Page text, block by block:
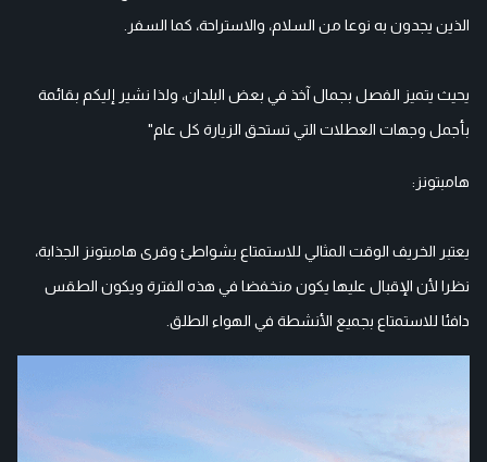
الذين يجدون به نوعا من السلام، والاستراحة، كما السفر.
يحيث يتميز الفصل بجمال آخذ في بعض البلدان، ولذا نشير إليكم بقائمة
بأجمل وجهات العطلات التي تستحق الزيارة كل عام"
هامبتونز:
يعتبر الخريف الوقت المثالي للاستمتاع بشواطئ وقرى هامبتونز الجذابة،
نظرا لأن الإقبال عليها يكون منخفضا في هذه الفترة ويكون الطقس
دافئا للاستمتاع بجميع الأنشطة في الهواء الطلق.